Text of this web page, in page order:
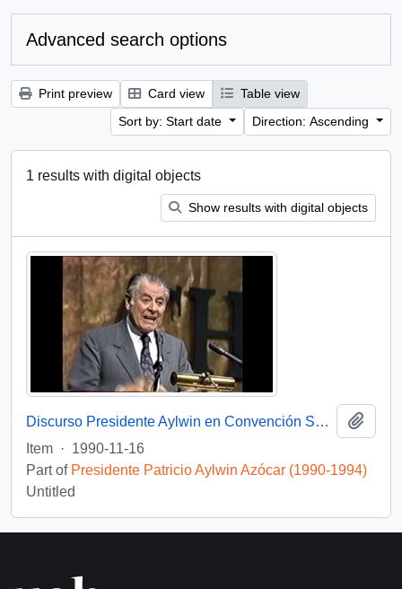
Advanced search options
Print preview Card view
Table view
Sort by: Start date
Direction: Ascending
1 results with digital objects
Show results with digital objects
Discurso Presidente Aylwin en Convención Santiago: Video
Item · 1990-11-16
Part of Presidente Patricio Aylwin Azócar (1990-1994)
Untitled